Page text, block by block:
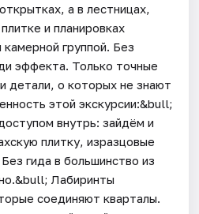
а в лестницах,
и планировках
группой. Без
эффекта. Только точные
детали, о которых не знают
этой экскурсии:&bull;
внутрь: зайдём и
плитку, изразцовые
гида в большинство из
Лабиринты
соединяют кварталы.